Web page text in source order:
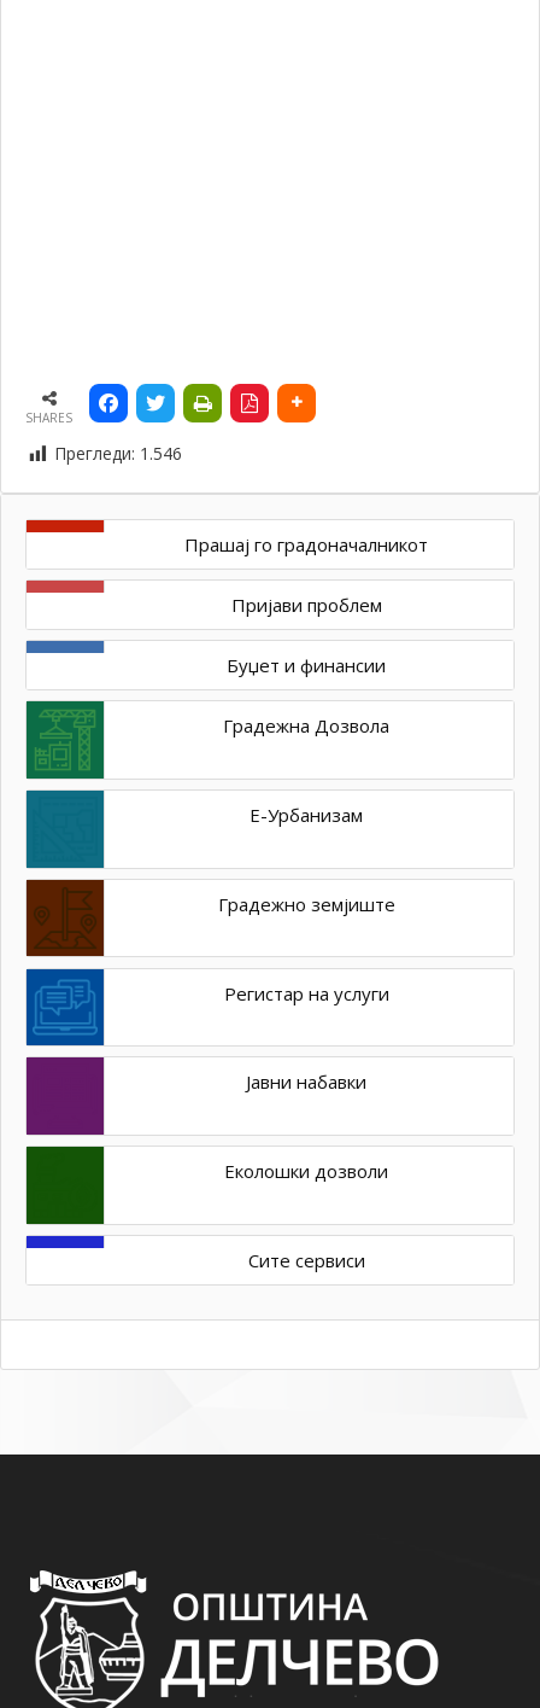
SHARES
Прегледи: 1.546
Прашај го градоначалникот
Пријави проблем
Буџет и финансии
Градежна Дозвола
Е-Урбанизам
Градежно земјиште
Регистар на услуги
Јавни набавки
Еколошки дозволи
Сите сервиси